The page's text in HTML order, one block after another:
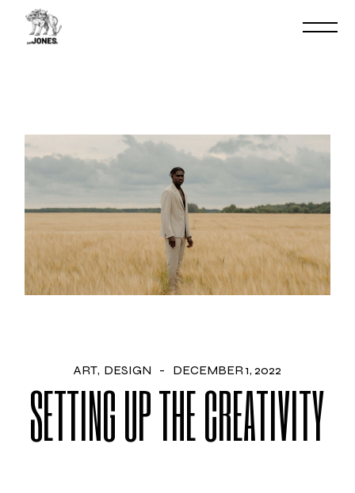
ART DESIGN DECEMBER 1, 2022
SETTING UP THE CREATIVITY